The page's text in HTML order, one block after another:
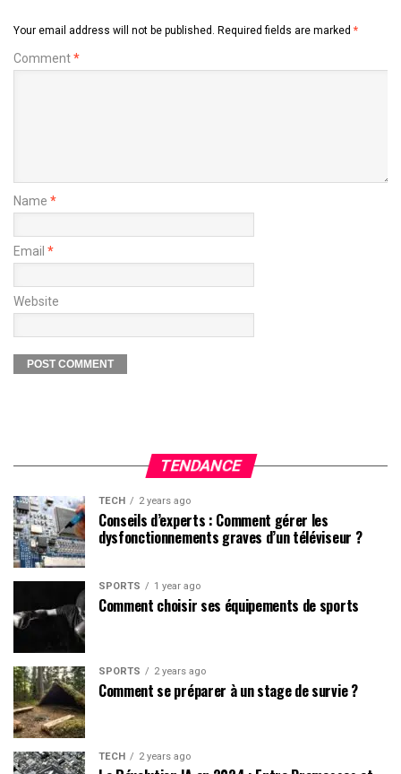
Your email address will not be published. Required fields are marked *
Comment*
Name *
Email *
Website
TENDANCE
TECH 2 years ago
Conseils d’experts : Comment gérer les
dysfonctionnements graves d’un téléviseur ?
SPORTS 1 year ago
Comment choisir ses équipements de sports
SPORTS 2 years ago
Comment se préparer à un stage de survie ?
TECH 2 years ago